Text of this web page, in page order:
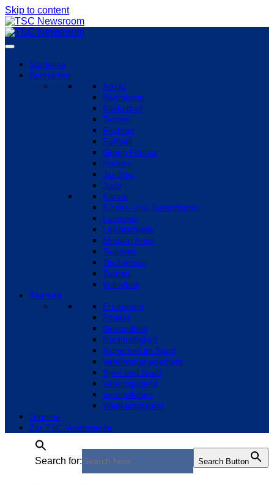
Skip to content
Startseite
Sportarten
Aikido
Badminton
Basketball
Tanzen
Fechten
Fußball
Group Fitness
Hockey
Jiu-Jitsu
Judo
Karate
Kinder- und Jugendsport
Lacrosse
Leichtathletik
Modern Arnis
Tauchen
Tischtennis
Turnen
Volleyball
Themen
Ernährung
Fitness
Gesundheit
Nachhaltigkeit
Sicherheit im Sport
Vereinsmanagement
Spiel und Spaß
Vereinsjugend
Vereinsleben
Wettkampfsport
Termine
Zur TSC Vereinsseite
Search for: Search Button